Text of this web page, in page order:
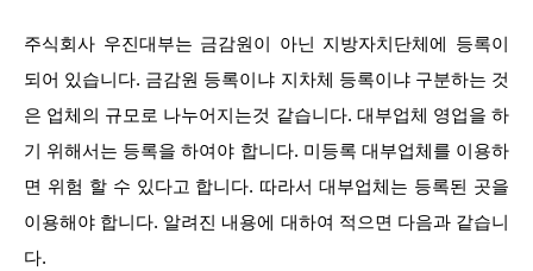
주식회사 우진대부는 금감원이 아닌 지방자치단체에 등록이
되어 있습니다. 금감원 등록이냐 지차체 등록이냐 구분하는 것
은 업체의 규모로 나누어지는것 같습니다. 대부업체 영업을 하
기 위해서는 등록을 하여야 합니다. 미등록 대부업체를 이용하
면 위험 할 수 있다고 합니다. 따라서 대부업체는 등록된 곳을
이용해야 합니다. 알려진 내용에 대하여 적으면 다음과 같습니
다.